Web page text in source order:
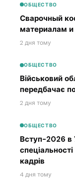
ОБЩЕСТВО
Сварочный
материалам
2 дня тому
ОБЩЕСТВО
Військовий
передбачає
2 дня тому
ОБЩЕСТВО
Вступ-2026 в
кадрів
4 дня тому